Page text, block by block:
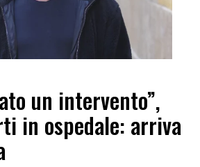
un intervento”,
in ospedale: arriva